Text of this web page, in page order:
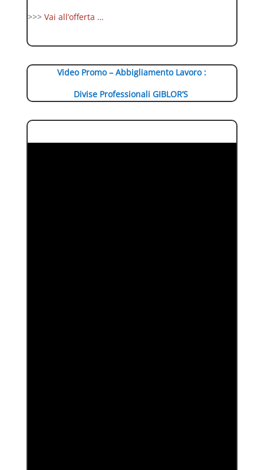
>>> Vai all’offerta …
Video Promo – Abbigliamento Lavoro :
Divise Professionali GIBLOR’S